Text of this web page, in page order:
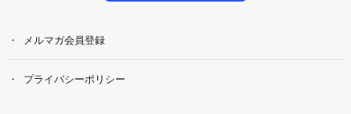
メルマガ会員登録
プライバシーポリシー